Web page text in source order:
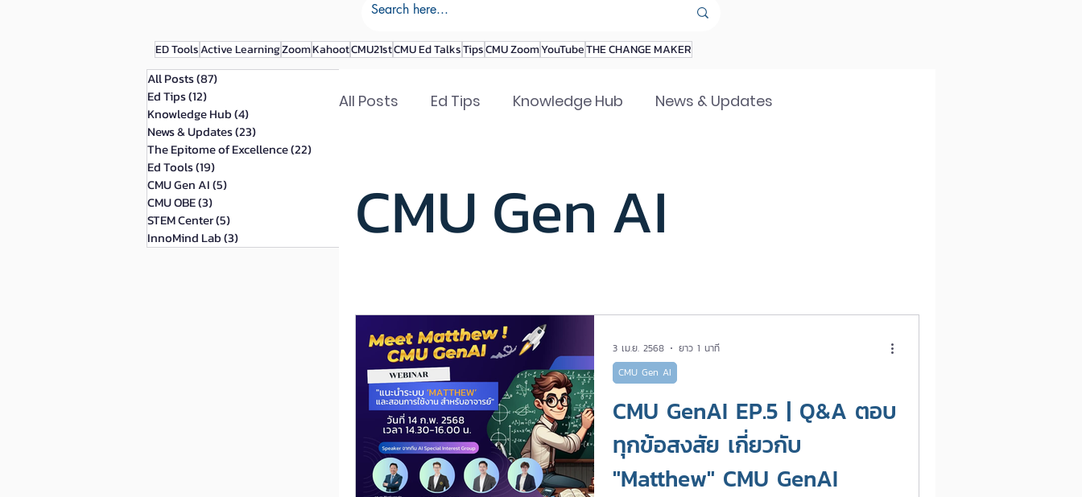
ED ToolsActive LearningZoomKahootCMU21stCMU Ed TalksTipsCMU ZoomYouTubeTHE CHANGE MAKER
All Posts(87)
Ed Tips(12)
Knowledge Hub(4)
News & Updates(23)
The Epitome of Excellence(22)
Ed Tools(19)
CMU Gen AI(5)
CMU OBE(3)
STEM Center(5)
InnoMind Lab(3)
All Posts Ed Tips Knowledge Hub News & Updates
STEM Center InnoMind Lab
CMU Gen AI
CMU GenAI EP.5 | Q&A ตอบ
ทุกข้อสงสัย เกี่ยวกับ
"Matthew" CMU GenAI
CMU Gen AI
3 เม.ย. 2568 ยาว 1 นาที